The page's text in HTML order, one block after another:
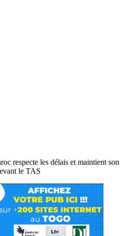
respecte les délais et maintient son
le TAS